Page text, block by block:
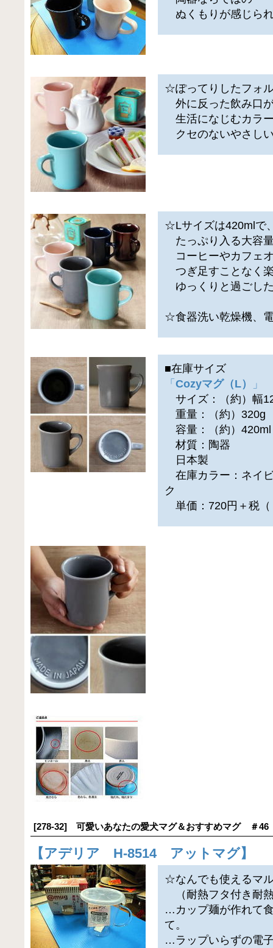
ぬくもりが感じら
☆ぽってりしたフォ
外に反った飲み口
生活になじむカラ
クセのないやさし
☆Lサイズは420mlで
たっぷり入る大容
コーヒーやカフェ
つぎ足すことなく
ゆっくりと過ごし
☆食器洗い乾燥機、
■在庫サイズ
「Cozyマグ（L）
」
サイズ：（約）幅
重量：（約）320g
容量：（約）420ml
材質：陶器
日本製
在庫カラー：ネイ
ク
単価：720円＋税（
[278-32] 可愛いあなたの愛犬マグ＆おすすめマグ ＃46
【 アデリア H-8514 アットマグ】
☆なんでも使えるマ
（耐熱フタ付き耐
…カップ麺が作れて
て。
…ラップいらずの電